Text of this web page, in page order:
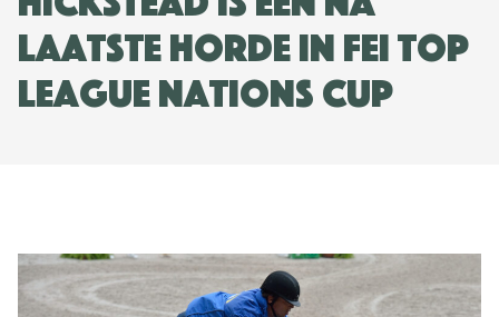
laatste horde in FEI Top
League Nations Cup